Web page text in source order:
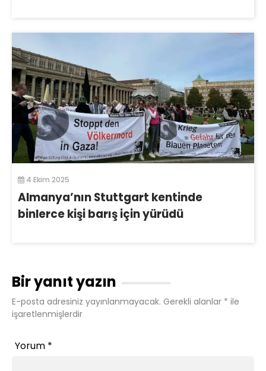
4 Ekim 2025
Almanya’nın Stuttgart kentinde
binlerce kişi barış için yürüdü
Bir yanıt yazın
E-posta adresiniz yayınlanmayacak. Gerekli alanlar * ile
işaretlenmişlerdir
Yorum *